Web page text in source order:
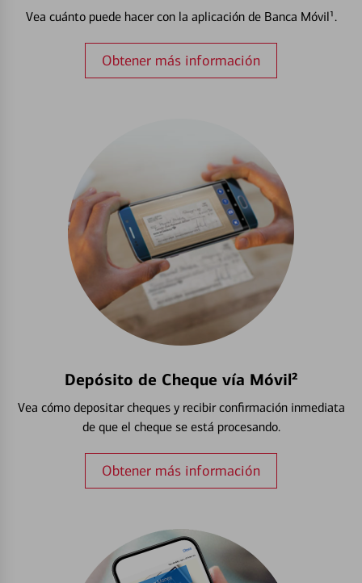
Vea cuánto puede hacer con la aplicación de Banca Móvil¹.
Obtener más información
Depósito de Cheque vía Móvil²
Vea cómo depositar cheques y recibir confirmación inmediata
de que el cheque se está procesando.
Obtener más información